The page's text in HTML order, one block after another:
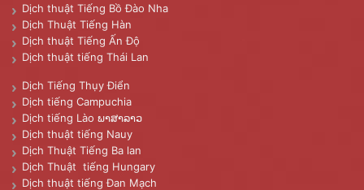
Dịch thuật Tiếng Bồ Đào Nha
Dịch Thuật Tiếng Hàn
Dịch thuật Tiếng Ấn Độ
Dịch thuật tiếng Thái Lan
Dịch Tiếng Thụy Điển
Dịch tiếng Campuchia
Dịch tiếng Lào ພາສາລາວ
Dịch thuật tiếng Nauy
Dịch Thuật Tiếng Ba lan
Dịch Thuật tiếng Hungary
Dịch thuật tiếng Đan Mạch